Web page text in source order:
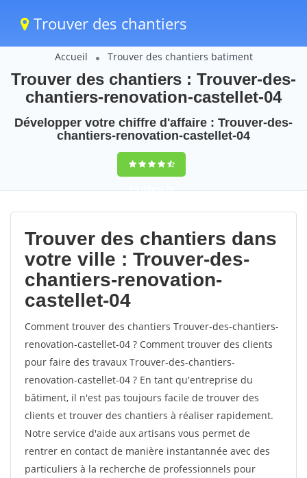
Trouver des chantiers
Accueil Trouver des chantiers batiment
Trouver des chantiers : Trouver-des-
chantiers-renovation-castellet-04
Développer votre chiffre d'affaire : Trouver-des-
chantiers-renovation-castellet-04
9,5(100%)78
votes
Trouver des chantiers dans
votre ville : Trouver-des-
chantiers-renovation-
castellet-04
Comment trouver des chantiers Trouver-des-chantiers-
renovation-castellet-04 ? Comment trouver des clients
pour faire des travaux Trouver-des-chantiers-
renovation-castellet-04 ? En tant qu'entreprise du
bâtiment, il n'est pas toujours facile de trouver des
clients et trouver des chantiers à réaliser rapidement.
Notre service d'aide aux artisans vous permet de
rentrer en contact de manière instantannée avec des
particuliers à la recherche de professionnels pour